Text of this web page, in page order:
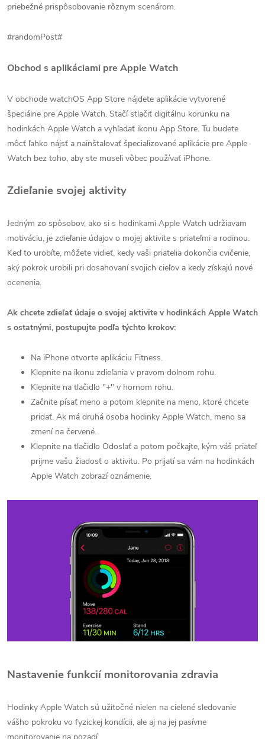
priebežné prispôsobovanie rôznym scenárom.
#randomPost#
Obchod s aplikáciami pre Apple Watch
V obchode watchOS App Store nájdete aplikácie vytvorené
špeciálne pre Apple Watch. Stačí stlačiť digitálnu korunku na
hodinkách Apple Watch a vyhľadať ikonu App Store. Tu budete
môcť ľahko nájsť a nainštalovať špecializované aplikácie pre Apple
Watch bez toho, aby ste museli vôbec používať iPhone.
Zdieľanie svojej aktivity
Jedným zo spôsobov, ako si s hodinkami Apple Watch udržiavam
motiváciu, je zdieľanie údajov o mojej aktivite s priateľmi a rodinou.
Keď to urobíte, môžete vidieť, kedy vaši priatelia dokončia cvičenie,
aký pokrok urobili pri dosahovaní svojich cieľov a kedy získajú nové
ocenenia.
Ak chcete zdieľať údaje o svojej aktivite v hodinkách Apple Watch
s ostatnými, postupujte podľa týchto krokov:
Na iPhone otvorte aplikáciu Fitness.
Klepnite na ikonu zdieľania v pravom dolnom rohu.
Klepnite na tlačidlo "+" v hornom rohu.
Začnite písať meno a potom klepnite na meno, ktoré chcete
pridať. Ak má druhá osoba hodinky Apple Watch, meno sa
zmení na červené.
Klepnite na tlačidlo Odoslať a potom počkajte, kým váš priateľ
prijme vašu žiadosť o aktivitu. Po prijatí sa vám na hodinkách
Apple Watch zobrazí oznámenie.
Nastavenie funkcií monitorovania zdravia
Hodinky Apple Watch sú užitočné nielen na cielené sledovanie
vášho pokroku vo fyzickej kondícii, ale aj na jej pasívne
monitorovanie na pozadí.